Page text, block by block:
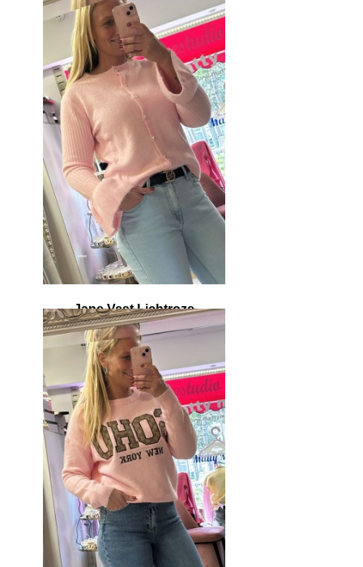
Jane Vest Lichtroze
€ 39,95